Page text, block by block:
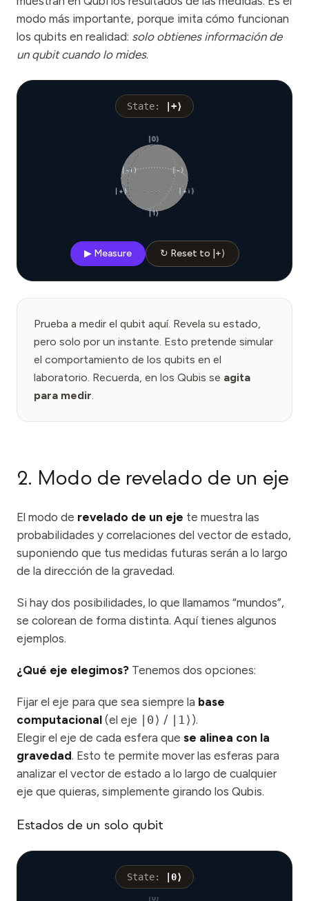
Comunidades
Seguridad cuántica
modo más importante, porque imita cómo funcionan
los qubits en realidad: solo obtienes información de
un qubit cuando lo mides.
State: |+⟩
|0⟩
|1⟩
|+⟩
|−⟩
|+i⟩
|−i⟩
▶ Measure ↻ Reset to |+⟩
Prueba a medir el qubit aquí. Revela su estado,
pero solo por un instante. Esto pretende simular
el comportamiento de los qubits en el
laboratorio. Recuerda, en los Qubis se agita
para medir.
2. Modo de revelado de un eje
El modo de revelado de un eje te muestra las
probabilidades y correlaciones del vector de estado,
suponiendo que tus medidas futuras serán a lo largo
de la dirección de la gravedad.
Si hay dos posibilidades, lo que llamamos “mundos”,
se colorean de forma distinta. Aquí tienes algunos
ejemplos.
¿Qué eje elegimos? Tenemos dos opciones:
Fijar el eje para que sea siempre la base
computacional (el eje |0⟩ / |1⟩ ).
Elegir el eje de cada esfera que se alinea con la
gravedad. Esto te permite mover las esferas para
analizar el vector de estado a lo largo de cualquier
eje que quieras, simplemente girando los Qubis.
Estados de un solo qubit
State: 0⟩
|0⟩